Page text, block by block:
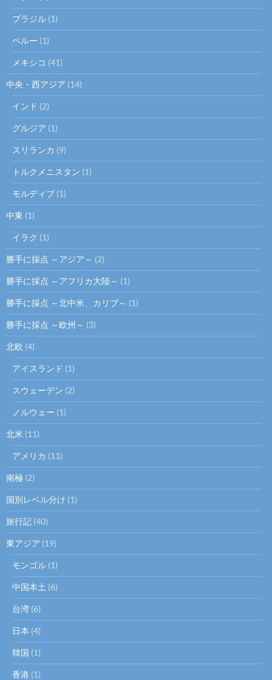
ブラジル (1)
ペルー (1)
メキシコ (41)
中央・西アジア (14)
インド (2)
グルジア (1)
スリランカ (9)
トルクメニスタン (1)
モルディブ (1)
中東 (1)
イラク (1)
勝手に採点 ～アジア～ (2)
勝手に採点 ～アフリカ大陸～ (1)
勝手に採点 ～北中米、カリブ～ (1)
勝手に採点 ～欧州～ (3)
北欧 (4)
アイスランド (1)
スウェーデン (2)
ノルウェー (1)
北米 (11)
アメリカ (11)
南極 (2)
国別レベル分け (1)
旅行記 (40)
東アジア (19)
モンゴル (1)
中国本土 (6)
台湾 (6)
日本 (4)
韓国 (1)
香港 (1)